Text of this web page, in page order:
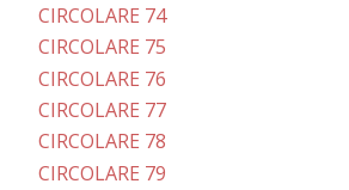
CIRCOLARE 74
CIRCOLARE 75
CIRCOLARE 76
CIRCOLARE 77
CIRCOLARE 78
CIRCOLARE 79